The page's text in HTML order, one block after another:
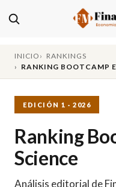
INICIO
RANKINGS
RANKING BOOTCAMP
EDICIÓN 1 · 2026
Ranking
Science
Análisis editorial de